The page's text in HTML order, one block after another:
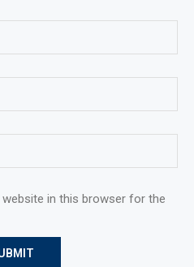
website in this browser for the